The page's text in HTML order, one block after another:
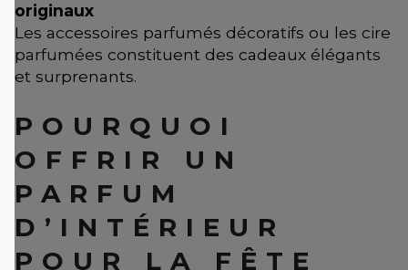
originaux
Les accessoires parfumés décoratifs ou les cire
parfumées constituent des cadeaux élégants
et surprenants.
POURQUOI
OFFRIR UN
PARFUM
D’INTÉRIEUR
POUR LA FÊTE